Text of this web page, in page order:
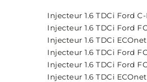
Injecteur 1.6 TDCi Ford
Injecteur 1.6 TDCi Ford
Injecteur 1.6 TDCi
Injecteur 1.6 TDCi Ford
Injecteur 1.6 TDCi Ford
Injecteur 1.6 TDCi